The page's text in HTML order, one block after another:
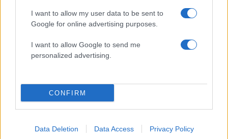
I want to allow my user data to be sent to
Google for online advertising purposes.
I want to allow Google to send me
personalized advertising.
CONFIRM
Data Deletion Data Access Privacy Policy
Σούπερ μάρκετ: Νέες μειώσεις τιμών –
916 προϊόντα στην εθνική πρωτοβουλία,
ανάμεσά τους 130 σχολικά
Αθλητικά:
Περισσότερα άρθρα